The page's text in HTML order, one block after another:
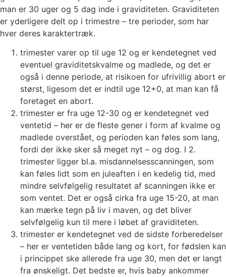
man er 30 uger og 5 dag inde i graviditeten. Graviditeten
er yderligere delt op i trimestre – tre perioder, som har
hver deres karaktertræk.
trimester varer op til uge 12 og er kendetegnet ved
eventuel graviditetskvalme og madlede, og det er
også i denne periode, at risikoen for ufrivillig abort er
størst, ligesom det er indtil uge 12+0, at man kan få
foretaget en abort.
trimester er fra uge 12-30 og er kendetegnet ved
ventetid – her er de fleste gener i form af kvalme og
madlede overstået, og perioden kan føles som lang,
fordi der ikke sker så meget nyt – og dog. I 2.
trimester ligger bl.a. misdannelsesscanningen, som
kan føles lidt som en juleaften i en kedelig tid, med
mindre selvfølgelig resultatet af scanningen ikke er
som ventet. Det er også cirka fra uge 15-20, at man
kan mærke tegn på liv i maven, og det bliver
selvfølgelig kun til mere i løbet af graviditeten.
trimester er kendetegnet ved de sidste forberedelser
– her er ventetiden både lang og kort, for fødslen kan
i princippet ske allerede fra uge 30, men det er langt
fra ønskeligt. Det bedste er, hvis baby ankommer